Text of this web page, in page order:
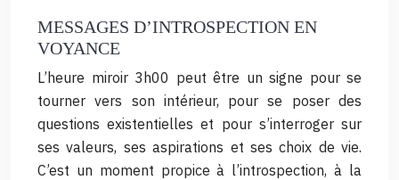
MESSAGES D’INTROSPECTION EN
VOYANCE
L’heure miroir 3h00 peut être un signe pour se
tourner vers son intérieur, pour se poser des
questions existentielles et pour s’interroger sur
ses valeurs, ses aspirations et ses choix de vie.
C’est un moment propice à l’introspection, à la